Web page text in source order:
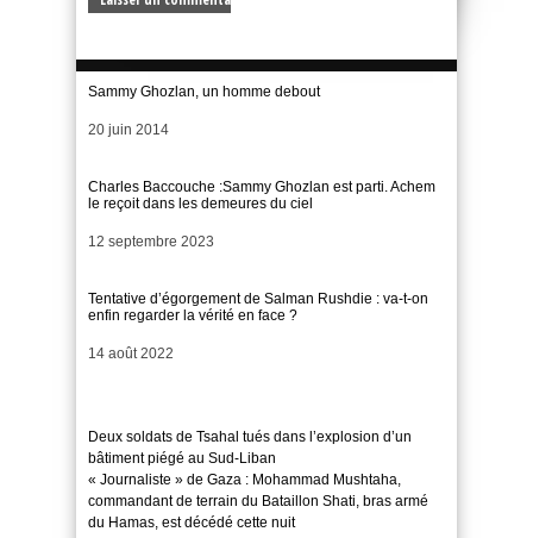
Sammy Ghozlan, un homme debout
Date
20 juin 2014
Charles Baccouche :Sammy Ghozlan est parti. Achem
le reçoit dans les demeures du ciel
Date
12 septembre 2023
Tentative d’égorgement de Salman Rushdie : va-t-on
enfin regarder la vérité en face ?
Date
14 août 2022
Deux soldats de Tsahal tués dans l’explosion d’un
bâtiment piégé au Sud-Liban
« Journaliste » de Gaza : Mohammad Mushtaha,
commandant de terrain du Bataillon Shati, bras armé
du Hamas, est décédé cette nuit